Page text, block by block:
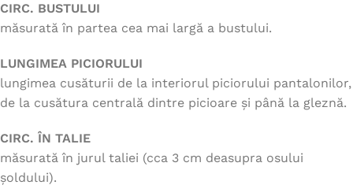
CIRC. BUSTULUI
măsurată în partea cea mai largă a bustului.
LUNGIMEA PICIORULUI
lungimea cusăturii de la interiorul piciorului pantalonilor,
de la cusătura centrală dintre picioare și până la gleznă.
CIRC. ÎN TALIE
măsurată în jurul taliei (cca 3 cm deasupra osului
șoldului).